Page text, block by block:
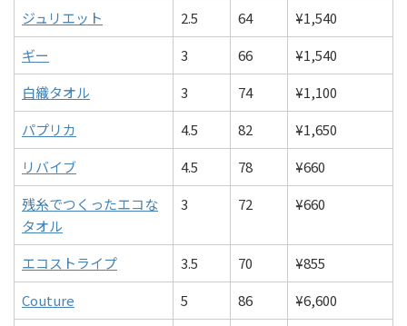
ジュリエット
2.5 64
¥1,540
ギー
3 66
¥1,540
白織タオル
3 74
¥1,100
パプリカ
4.5 82
¥1,650
リバイブ
4.5 78
¥660
残糸でつくったエコな
タオル
3 72 ¥660
エコストライプ 3.5 70
¥855
Couture
5 86
¥6,600